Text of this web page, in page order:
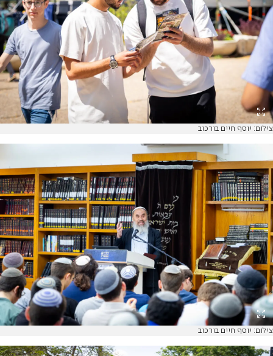
צילום: יוסף חיים בורכוב
צילום: יוסף חיים בורכוב